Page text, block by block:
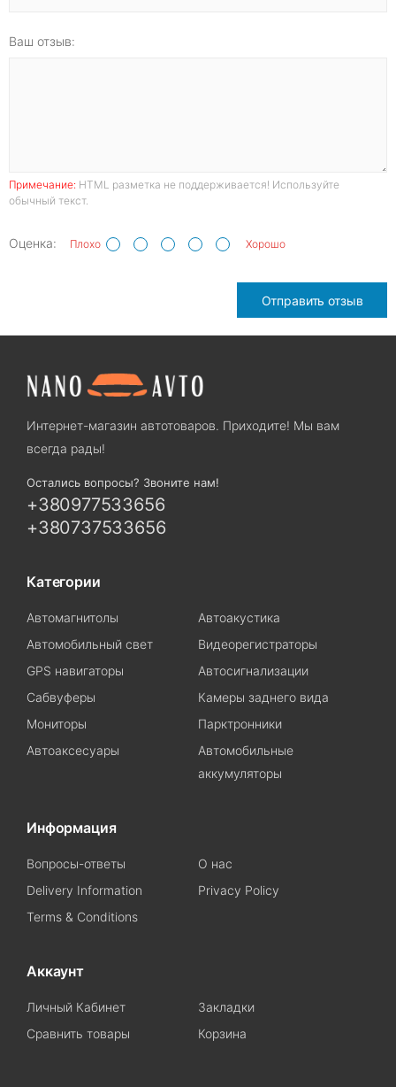
Ваш отзыв:
Примечание: HTML разметка не поддерживается! Используйте
обычный текст.
Оценка: Плохо Хорошо
Отправить отзыв
Интернет-магазин автотоваров. Приходите! Мы вам
всегда рады!
Остались вопросы? Звоните нам!
+380977533656
+380737533656
Категории
Автомагнитолы
Автоакустика
Автомобильный свет
Видеорегистраторы
GPS навигаторы
Автосигнализации
Сабвуферы
Камеры заднего вида
Мониторы
Парктронники
Автоаксесуары
Автомобильные
аккумуляторы
Информация
Вопросы-ответы
О нас
Delivery Information
Privacy Policy
Terms & Conditions
Аккаунт
Личный Кабинет
Закладки
Сравнить товары
Корзина